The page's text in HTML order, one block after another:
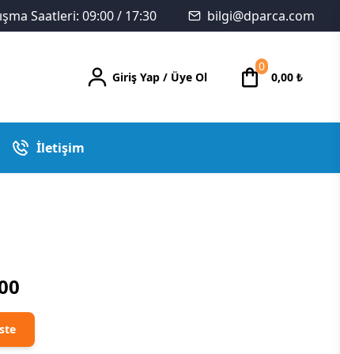
Saatleri: 09:00 / 17:30 bilgi@dparca.com
Giriş Yap / Üye Ol
0
0,00 ₺
İletişim